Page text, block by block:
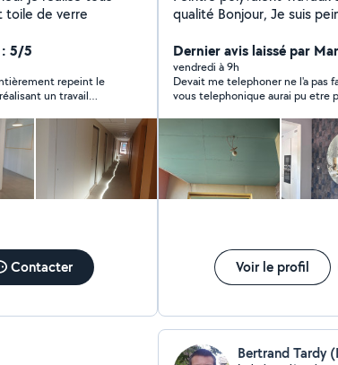
toile de verre
: 5/5
un travail
les contours sont
tenus, et tout a été
positif, je
Contacter
qualité Bonjour, Je suis peintre polyvalent avec de
rénovation intérieure. Je réalise notamment : Travaux
de peinture (toutes couleurs et
d'enduit (lissage, préparation
également le papier peint. Pose de bandes (joints,
bandes placo) Pose de papier peint / tapisserie
Montage et pose de portes Pose de plinthes
propre, précis et soigné Je suis sérieux, ponctuel et
attentif aux détails. Mon
travail de qualité et de
projet. Contact : 07-80-
Dernier avis laissé par
vendredi à 9h
Devait me telephoner ne l'a pas fait tres occupé Un rendez
vous telephonique aurai pu etre
Voir le profil
Bertrand Tardy